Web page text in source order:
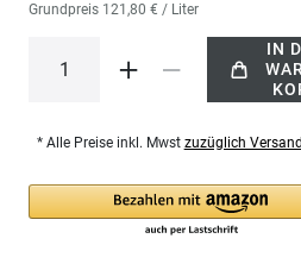
Grundpreis 121,80 € / Liter
IN
* Alle Preise inkl. Mwst zuzüglich